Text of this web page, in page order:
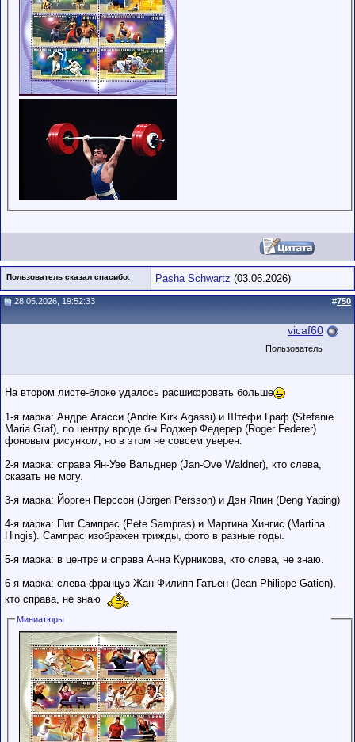
Пользователь сказал cпасибо: Pasha Schwartz (03.06.2026)
28.05.2026, 19:52:33 #750
vicaf60
Пользователь
На втором листе-блоке удалось расшифровать больше
1-я марка: Андре Агасси (Andre Kirk Agassi) и Штефи Граф (Stefanie
Maria Graf), по центру вроде бы Роджер Федерер (Roger Federer)
фоновым рисунком, но в этом не совсем уверен.
2-я марка: справа Ян-Уве Вальднер (Jan-Ove Waldner), кто слева,
сказать не могу.
3-я марка: Йорген Перссон (Jörgen Persson) и Дэн Япин (Deng Yaping)
4-я марка: Пит Сампрас (Pete Sampras) и Мартина Хингис (Martina
Hingis). Сампрас изображен трижды, фото в разные годы.
5-я марка: в центре и справа Анна Курникова, кто слева, не знаю.
6-я марка: слева француз Жан-Филипп Гатьен (Jean-Philippe Gatien),
кто справа, не знаю
Миниатюры